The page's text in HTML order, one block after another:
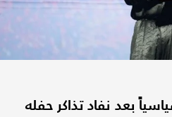
بعد نفاد تذاكر حفله